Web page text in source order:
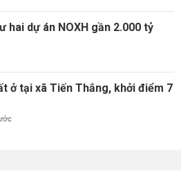
hai dự án NOXH gần 2.000 tỷ
ở tại xã Tiến Thắng, khởi điểm 7